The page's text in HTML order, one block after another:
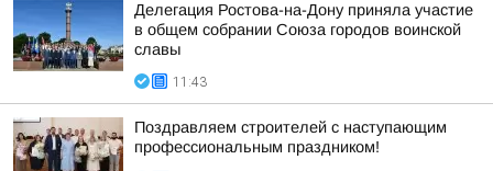
Делегация Ростова-на-Дону приняла участие
в общем собрании Союза городов воинской
славы
11:43
Поздравляем строителей с наступающим
профессиональным праздником!